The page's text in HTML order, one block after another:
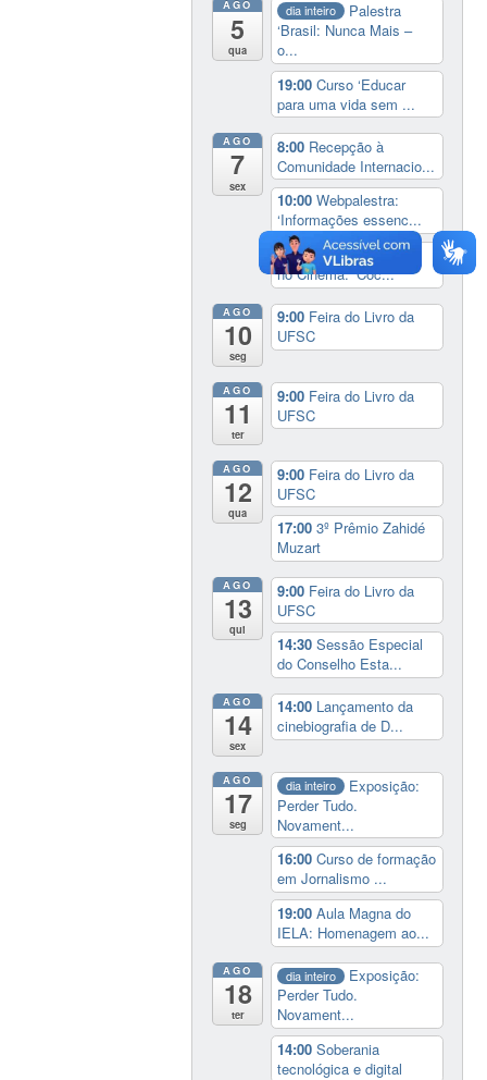
AGO
5
qua
dia inteiro
Palestra
‘Brasil: Nunca Mais –
o...
19:00Curso ‘Educar
para uma vida sem ...
AGO
7
sex
8:00 Recepção à
Comunidade Internacio...
10:00Webpalestra:
‘Informações essenc...
20:00 Cineclube África
no Cinema: ‘Coc...
AGO
10
seg
9:00 Feira do Livro da
UFSC
AGO
11
ter
9:00 Feira do Livro da
UFSC
AGO
12
qua
9:00 Feira do Livro da
UFSC
17:003º Prêmio Zahidé
Muzart
AGO
13
qui
9:00 Feira do Livro da
UFSC
14:30Sessão Especial
do Conselho Esta...
AGO
14
sex
14:00 Lançamento da
cinebiografia de D...
AGO
17
seg
dia inteiro
Exposição:
Perder Tudo.
Novament...
16:00Curso de formação
em Jornalismo ...
19:00Aula Magna do
IELA: Homenagem ao...
AGO
18
ter
dia inteiro
Exposição:
Perder Tudo.
Novament...
14:00Soberania
tecnológica e digital